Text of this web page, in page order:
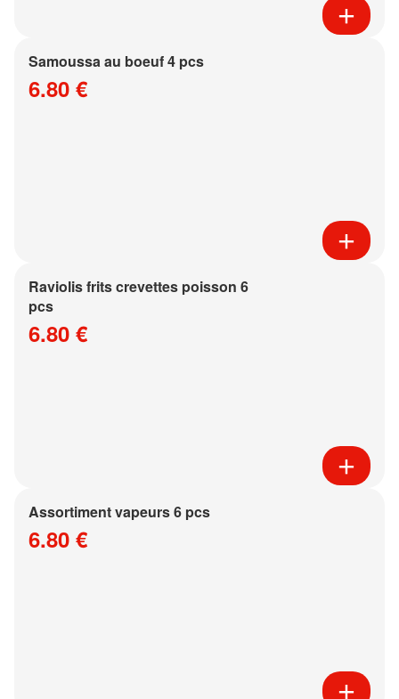
Samoussa au boeuf 4 pcs
6.80 €
Raviolis frits crevettes poisson 6
pcs
6.80 €
Assortiment vapeurs 6 pcs
6.80 €